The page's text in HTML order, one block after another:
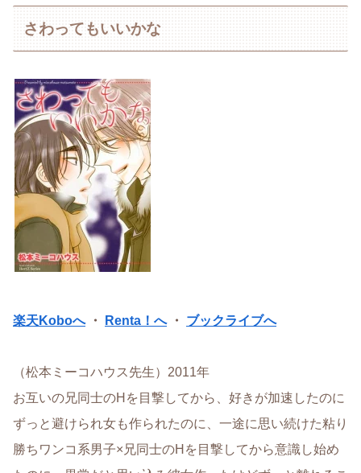
さわってもいいかな
楽天Koboへ・ Renta！へ・ ブックライブへ
（松本ミーコハウス先生）2011年
お互いの兄同士のHを目撃してから、好きが加速したのに
ずっと避けられ女も作られたのに、一途に思い続けた粘り
勝ちワンコ系男子×兄同士のHを目撃してから意識し始め